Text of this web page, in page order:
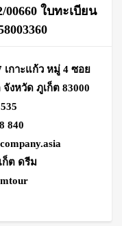
ใบทะเบียน
เกาะแก้ว หมู่ 4 ซอย
จังหวัด ภูเก็ต 83000
840
ก็ต ดรีม